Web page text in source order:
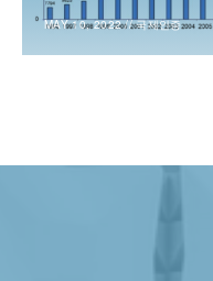
MAY 10, 2022 //국제인증